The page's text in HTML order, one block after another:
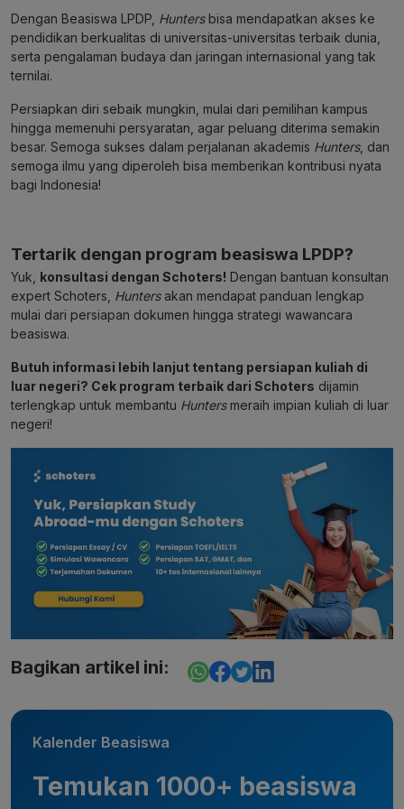
Dengan Beasiswa LPDP, Huntersbisa mendapatkan akses ke
pendidikan berkualitas di universitas-universitas terbaik dunia,
serta pengalaman budaya dan jaringan internasional yang tak
ternilai.
Persiapkan diri sebaik mungkin, mulai dari pemilihan kampus
hingga memenuhi persyaratan, agar peluang diterima semakin
besar. Semoga sukses dalam perjalanan akademis Hunters, dan
semoga ilmu yang diperoleh bisa memberikan kontribusi nyata
bagi Indonesia!
Tertarik dengan program beasiswa LPDP?
Yuk, konsultasi dengan Schoters! Dengan bantuan konsultan
expert Schoters, Huntersakan mendapat panduan lengkap
mulai dari persiapan dokumen hingga strategi wawancara
beasiswa.
Butuh informasi lebih lanjut tentang persiapan kuliah di
luar negeri? Cek program terbaik dari Schoters dijamin
terlengkap untuk membantu Hunters meraih impian kuliah di luar
negeri!
Bagikan artikel ini:
Kalender Beasiswa
Temukan 1000+ beasiswa